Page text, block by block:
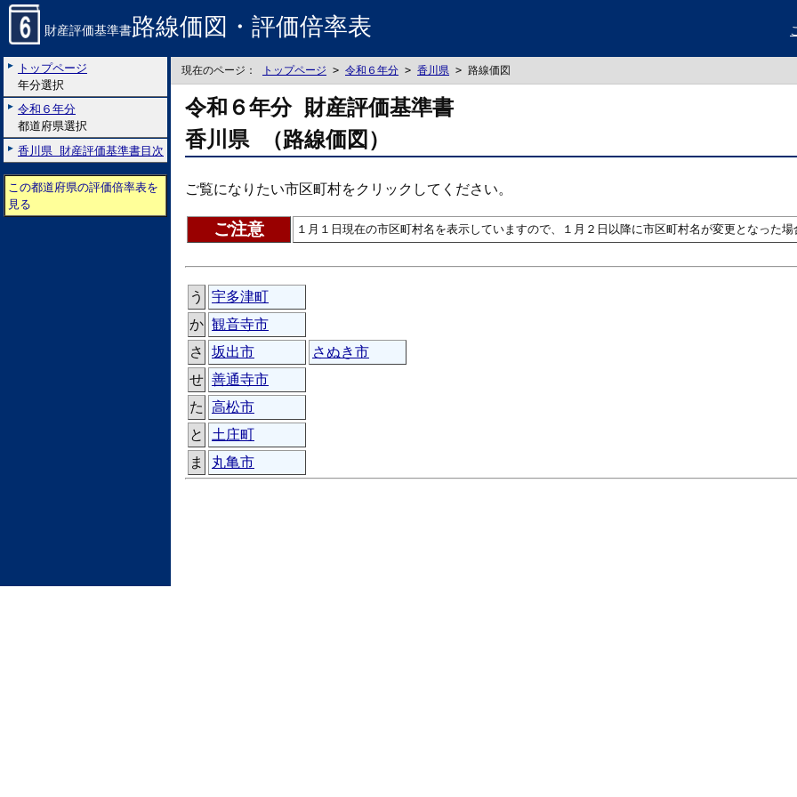
財産評価基準書路線価図・評価倍率表
トップページ
年分選択
令和６年分
都道府県選択
香川県 財産評価基準書目次
この都道府県の評価倍率表を
見る
現在のページ： トップページ > 令和６年分 > 香川県 > 路線価図
令和６年分 財産評価基準書
香川県 （路線価図）
ご覧になりたい市区町村をクリックしてください。
ご注意 １月１日現在の市区町村名を表示していますので、１月２日以降に市区町村名が変更となった
う
宇多津町
か 観音寺市
さ
坂出市
さぬき市
せ 善通寺市
た 高松市
と
土庄町
ま
丸亀市